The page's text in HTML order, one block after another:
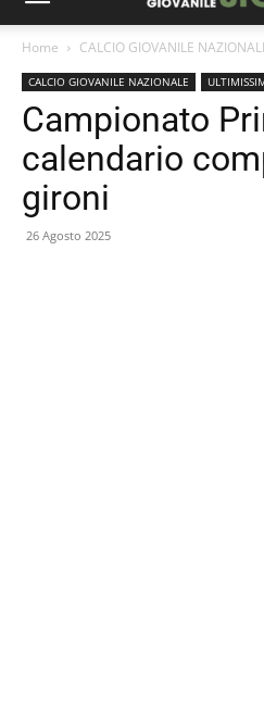
Home CALCIO GIOVANILE
CALCIO GIOVANILE NAZIONALE
Campionato
calendario
gironi
26 Agosto 2025